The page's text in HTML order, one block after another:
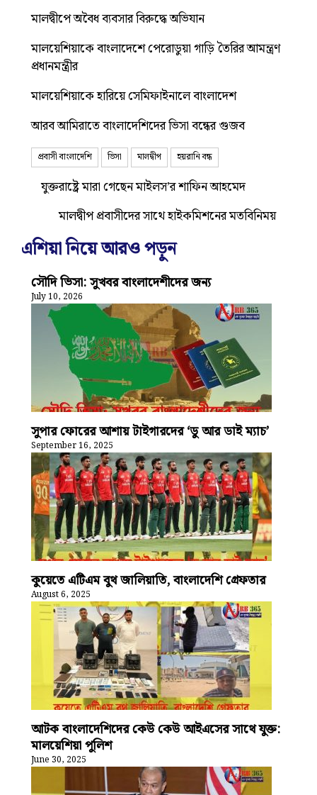
মালদ্বীপে অবৈধ ব্যবসার বিরুদ্ধে অভিযান
মালয়েশিয়াকে বাংলাদেশে পেরোডুয়া গাড়ি তৈরির আমন্ত্রণ
প্রধানমন্ত্রীর
মালয়েশিয়াকে হারিয়ে সেমিফাইনালে বাংলাদেশ
আরব আমিরাতে বাংলাদেশিদের ভিসা বন্ধের গুজব
প্রবাসী বাংলাদেশি ভিসা মালদ্বীপ হয়রানি বন্ধ
যুক্তরাষ্ট্রে মারা গেছেন মাইলস’র শাফিন আহমেদ
মালদ্বীপ প্রবাসীদের সাথে হাইকমিশনের মতবিনিময়
এশিয়া নিয়ে আরও পড়ুন
সৌদি ভিসা: সুখবর বাংলাদেশীদের জন্য
July 10, 2026
সুপার ফোরের আশায় টাইগারদের ‘ডু আর ডাই ম্যাচ’
September 16, 2025
কুয়েতে এটিএম বুথ জালিয়াতি, বাংলাদেশি গ্রেফতার
August 6, 2025
আটক বাংলাদেশিদের কেউ কেউ আইএসের সাথে যুক্ত:
মালয়েশিয়া পুলিশ
June 30, 2025